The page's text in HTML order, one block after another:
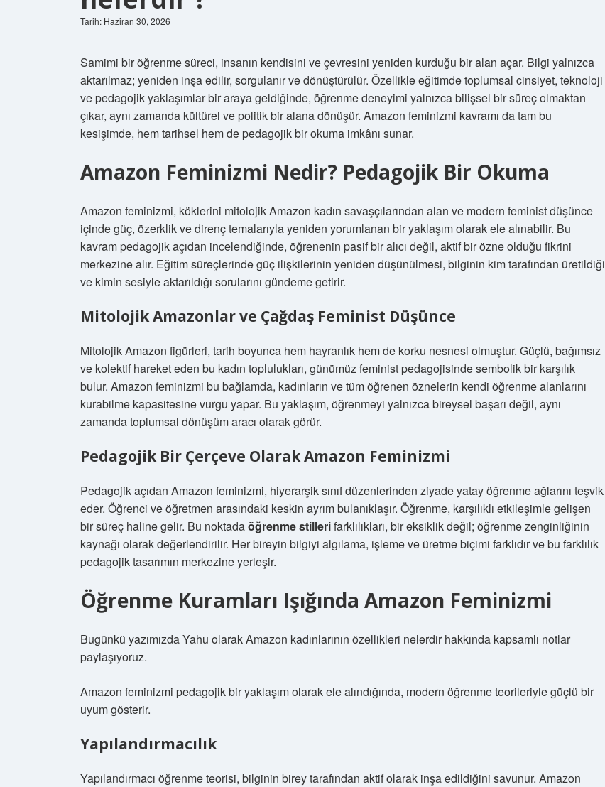
Tarih: Haziran 30, 2026
Samimi bir öğrenme süreci, insanın kendisini ve çevresini yeniden kurduğu bir alan açar. Bilgi yalnızca
aktarılmaz; yeniden inşa edilir, sorgulanır ve dönüştürülür. Özellikle eğitimde toplumsal cinsiyet, teknoloji
ve pedagojik yaklaşımlar bir araya geldiğinde, öğrenme deneyimi yalnızca bilişsel bir süreç olmaktan
çıkar, aynı zamanda kültürel ve politik bir alana dönüşür. Amazon feminizmi kavramı da tam bu
kesişimde, hem tarihsel hem de pedagojik bir okuma imkânı sunar.
Amazon Feminizmi Nedir? Pedagojik Bir Okuma
Amazon feminizmi, köklerini mitolojik Amazon kadın savaşçılarından alan ve modern feminist düşünce
içinde güç, özerklik ve direnç temalarıyla yeniden yorumlanan bir yaklaşım olarak ele alınabilir. Bu
kavram pedagojik açıdan incelendiğinde, öğrenenin pasif bir alıcı değil, aktif bir özne olduğu fikrini
merkezine alır. Eğitim süreçlerinde güç ilişkilerinin yeniden düşünülmesi, bilginin kim tarafından üretildiği
ve kimin sesiyle aktarıldığı sorularını gündeme getirir.
Mitolojik Amazonlar ve Çağdaş Feminist Düşünce
Mitolojik Amazon figürleri, tarih boyunca hem hayranlık hem de korku nesnesi olmuştur. Güçlü, bağımsız
ve kolektif hareket eden bu kadın toplulukları, günümüz feminist pedagojisinde sembolik bir karşılık
bulur. Amazon feminizmi bu bağlamda, kadınların ve tüm öğrenen öznelerin kendi öğrenme alanlarını
kurabilme kapasitesine vurgu yapar. Bu yaklaşım, öğrenmeyi yalnızca bireysel başarı değil, aynı
zamanda toplumsal dönüşüm aracı olarak görür.
Pedagojik Bir Çerçeve Olarak Amazon Feminizmi
Pedagojik açıdan Amazon feminizmi, hiyerarşik sınıf düzenlerinden ziyade yatay öğrenme ağlarını teşvik
eder. Öğrenci ve öğretmen arasındaki keskin ayrım bulanıklaşır. Öğrenme, karşılıklı etkileşimle gelişen
bir süreç haline gelir. Bu noktadaöğrenme stillerifarklılıkları, bir eksiklik değil; öğrenme zenginliğinin
kaynağı olarak değerlendirilir. Her bireyin bilgiyi algılama, işleme ve üretme biçimi farklıdır ve bu farklılık
pedagojik tasarımın merkezine yerleşir.
Öğrenme Kuramları Işığında Amazon Feminizmi
Bugünkü yazımızda Yahu olarak Amazon kadınlarının özellikleri nelerdir hakkında kapsamlı notlar
paylaşıyoruz.
Amazon feminizmi pedagojik bir yaklaşım olarak ele alındığında, modern öğrenme teorileriyle güçlü bir
uyum gösterir.
Yapılandırmacılık
Yapılandırmacı öğrenme teorisi, bilginin birey tarafından aktif olarak inşa edildiğini savunur. Amazon